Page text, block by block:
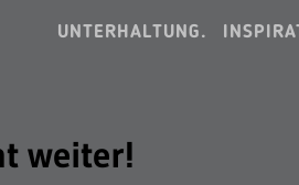
UNTERHALTUNG.
weiter!